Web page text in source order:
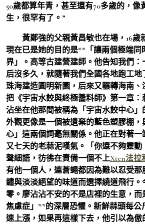
50歲都算年青，甚至還有70多歲的，像
生，很罕有了。”
黃鄭強的父親黃昌敏也在場，16歲
現在已是她的目的是**「讓兩個極端同
界」。高等古建營建師。他告知我們：
后沒多久，就隨著我們全國各地跑工地
珠海建造圓明新園，后來又輾轉海南
把《宇宙水餃與終極醬料師》第一章
沾坐在他那間被稱為「宇宙水餃中心
外觀更像是一個被遺棄的藍色塑膠棚，
心」這兩個詞毫無關係。他正在對著一
又七天的老蒜泥嘆氣。「你還不夠靈
聲細語，彷彿在責備一個不上Xten法拉
有他一個人，連蒼蠅都因為難以忍受
鏽與淡淡絕望的味道而選擇繞道飛行。
零。廖沾沾不安的不是店裡的生意，
焦慮症」**的深層恐懼。新鮮蒜頭每公
速上漲，如果再這樣下去，他引以為